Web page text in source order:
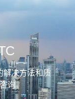
解决方法和质
询。